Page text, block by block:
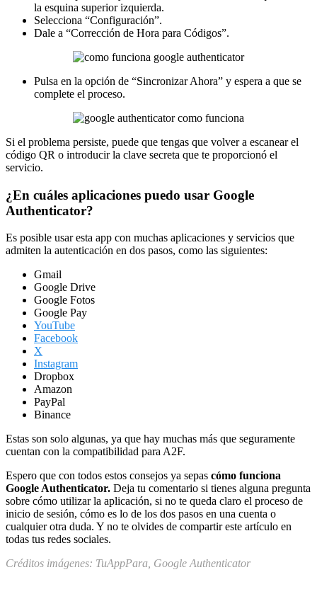
la esquina superior izquierda.
Selecciona “Configuración”.
Dale a “Corrección de Hora para Códigos”.
Pulsa en la opción de “Sincronizar Ahora” y espera a que se
complete el proceso.
Si el problema persiste, puede que tengas que volver a escanear el
código QR o introducir la clave secreta que te proporcionó el
servicio.
¿En cuáles aplicaciones puedo usar Google
Authenticator?
Es posible usar esta app con muchas aplicaciones y servicios que
admiten la autenticación en dos pasos, como las siguientes:
Gmail
Google Drive
Google Fotos
Google Pay
YouTube
Facebook
X
Instagram
Dropbox
Amazon
PayPal
Binance
Estas son solo algunas, ya que hay muchas más que seguramente
cuentan con la compatibilidad para A2F.
Espero que con todos estos consejos ya sepas cómo funciona
Google Authenticator. Deja tu comentario si tienes alguna pregunta
sobre cómo utilizar la aplicación, si no te queda claro el proceso de
inicio de sesión, cómo es lo de los dos pasos en una cuenta o
cualquier otra duda. Y no te olvides de compartir este artículo en
todas tus redes sociales.
Créditos imágenes: TuAppPara, Google Authenticator